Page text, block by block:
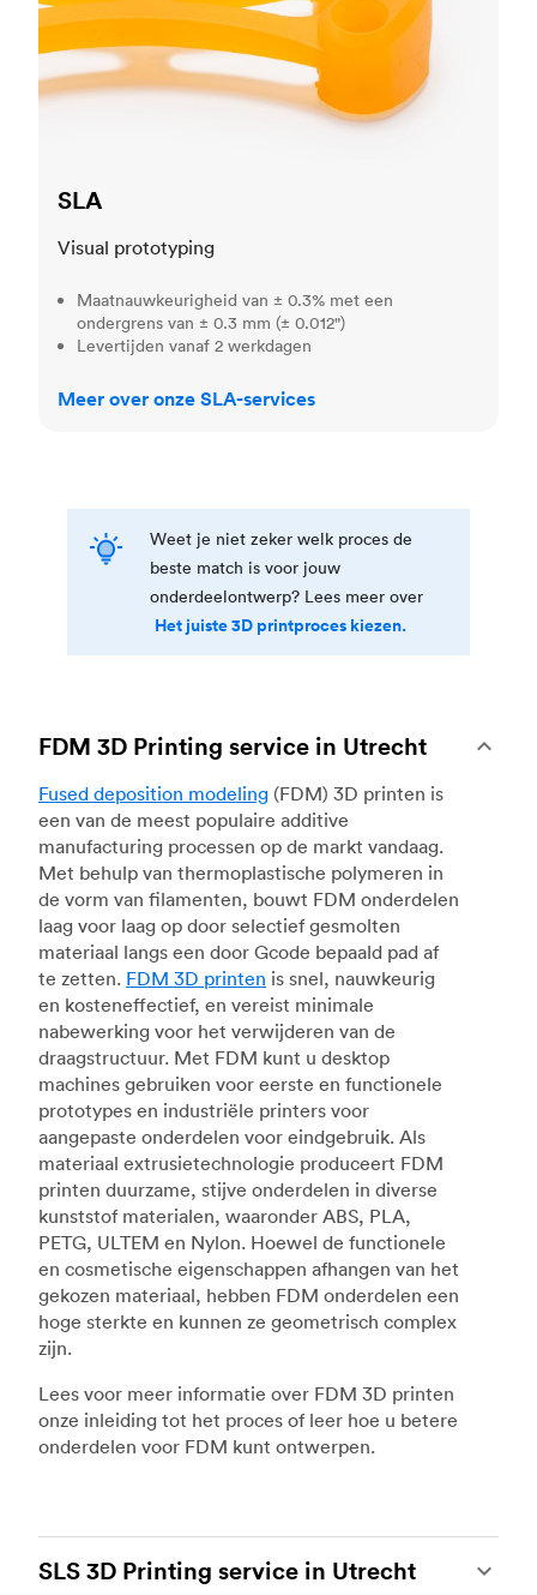
SLA
Visual prototyping
Maatnauwkeurigheid van ± 0.3% met een
ondergrens van ± 0.3 mm (± 0.012")
Levertijden vanaf 2 werkdagen
Meer over onze SLA-services
Weet je niet zeker welk proces de
beste match is voor jouw
onderdeelontwerp? Lees meer over
Het juiste 3D printproces kiezen.
FDM 3D Printing service in Utrecht
Fused deposition modeling (FDM) 3D printen is
een van de meest populaire additive
manufacturing processen op de markt vandaag.
Met behulp van thermoplastische polymeren in
de vorm van filamenten, bouwt FDM onderdelen
laag voor laag op door selectief gesmolten
materiaal langs een door Gcode bepaald pad af
te zetten. FDM 3D printen is snel, nauwkeurig
en kosteneffectief, en vereist minimale
nabewerking voor het verwijderen van de
draagstructuur. Met FDM kunt u desktop
machines gebruiken voor eerste en functionele
prototypes en industriële printers voor
aangepaste onderdelen voor eindgebruik. Als
materiaal extrusietechnologie produceert FDM
printen duurzame, stijve onderdelen in diverse
kunststof materialen, waaronder ABS, PLA,
PETG, ULTEM en Nylon. Hoewel de functionele
en cosmetische eigenschappen afhangen van het
gekozen materiaal, hebben FDM onderdelen een
hoge sterkte en kunnen ze geometrisch complex
zijn.
Lees voor meer informatie over FDM 3D printen
onze inleiding tot het proces of leer hoe u betere
onderdelen voor FDM kunt ontwerpen.
SLS 3D Printing service in Utrecht